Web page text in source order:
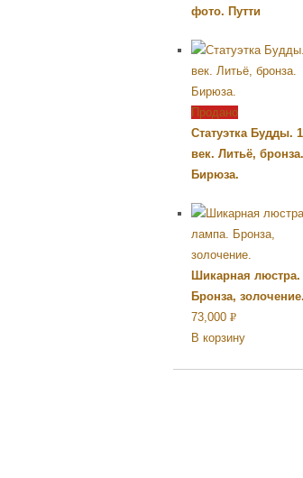
фото. Путти
Продано
Статуэтка Будды.
век. Литьё, бронза.
Бирюза.
Шикарная люстра.
Бронза, золочение.
73,000 Р
УБ.
В корзину